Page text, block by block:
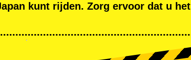
kunt rijden. Zorg ervoor dat u het